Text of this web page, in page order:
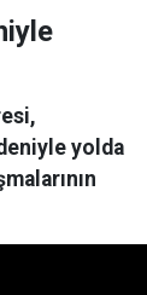
yolda